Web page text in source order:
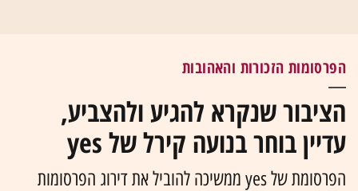
הפרסומות הזכורות והאהובות
הציבור שנקרא להגיע ולהצביע,
עדיין בוחר בנועה קירל של yes
הפרסומת של yes ממשיכה להוביל את דירוג הפרסומות